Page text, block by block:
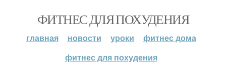
ФИТНЕС ДЛЯ ПОХУДЕНИЯ
главная новости уроки
фитнес дома
фитнес для похудения